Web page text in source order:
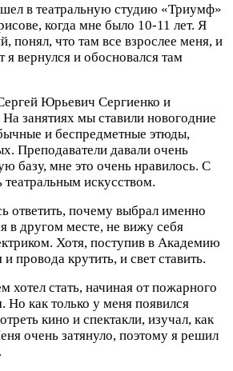
в театральную студию «Триумф»
когда мне было 10-11 лет. Я
понял, что там все взрослее меня, и
я вернулся и обосновался там
Юрьевич Сергиенко и
занятиях мы ставили новогодние
и беспредметные этюды,
Преподаватели давали очень
базу, мне это очень нравилось. С
искусством.
ответить, почему выбрал именно
в другом месте, не вижу себя
Хотя, поступив в Академию
провода крутить, и свет ставить.
хотел стать, начиная от пожарного
Но как только у меня появился
кино и спектакли, изучал, как
очень затянуло, поэтому я решил